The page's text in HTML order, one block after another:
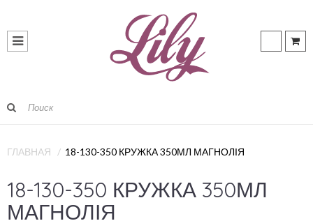
ГЛАВНАЯ 18-130-350 КРУЖКА 350МЛ МАГНОЛІЯ
18-130-350 КРУЖКА 350МЛ
МАГНОЛІЯ